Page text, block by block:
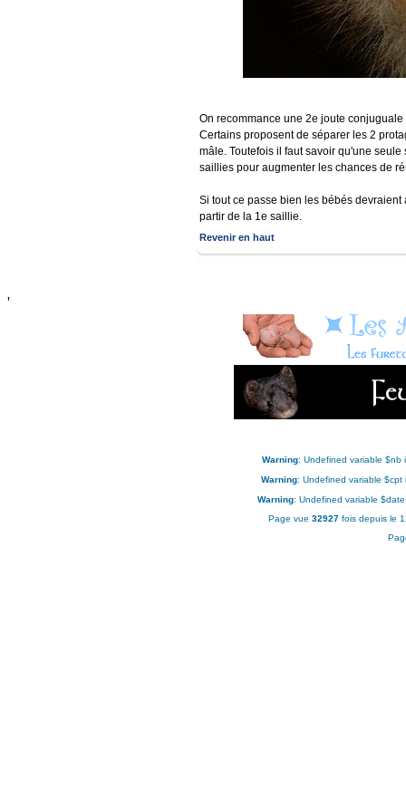
On recommance une 2e joute
Certains proposent de séparer les 2
mâle. Toutefois il faut savoir qu'une
saillies pour augmenter les chances de
Si tout ce passe bien les bébés
partir de la 1e saillie.
Revenir en haut
'
Warning: Undefined variable $nb
Warning: Undefined variable $cpt
Warning: Undefined variable
Page vue 32927 fois depuis le